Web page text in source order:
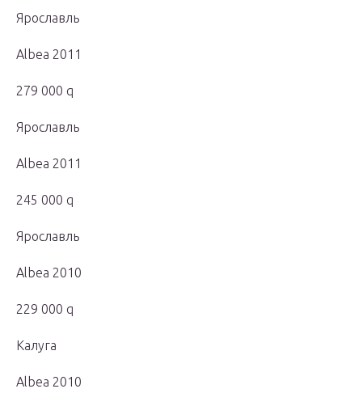
Ярославль
Albea 2011
279 000 q
Ярославль
Albea 2011
245 000 q
Ярославль
Albea 2010
229 000 q
Калуга
Albea 2010